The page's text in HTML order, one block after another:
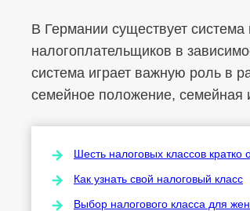
В Германии существует
налогоплательщиков в
система играет важную роль в
семейное положение, семейная
Шесть налоговых классов кратко
Как узнать свой налоговый класс
Выбор налогового класса для